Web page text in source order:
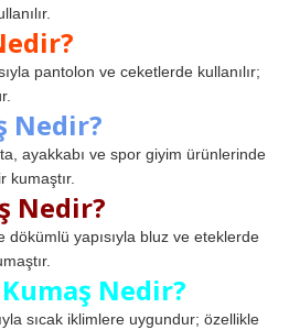
pantolon ve ceketlerde kullanılır;
Nedir?
ayakkabı ve spor giyim ürünlerinde
kumaştır.
Nedir?
yapısıyla bluz ve eteklerde
Nedir?
sıcak iklimlere uygundur; özellikle